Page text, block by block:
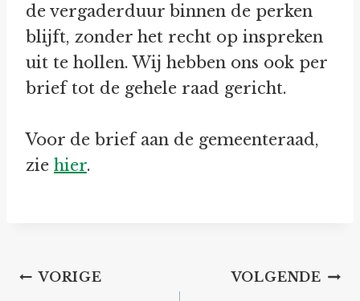
de vergaderduur binnen de perken
blijft, zonder het recht op inspreken
uit te hollen. Wij hebben ons ook per
brief tot de gehele raad gericht.
Voor de brief aan de gemeenteraad,
zie hier.
Bericht
VORIGE VOLGENDE